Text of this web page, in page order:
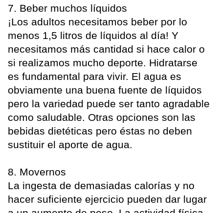
7. Beber muchos líquidos
¡Los adultos necesitamos beber por lo
menos 1,5 litros de líquidos al día! Y
necesitamos más cantidad si hace calor o
si realizamos mucho deporte. Hidratarse
es fundamental para vivir. El agua es
obviamente una buena fuente de líquidos
pero la variedad puede ser tanto agradable
como saludable. Otras opciones son las
bebidas dietéticas pero éstas no deben
sustituir el aporte de agua.
8. Movernos
La ingesta de demasiadas calorías y no
hacer suficiente ejercicio pueden dar lugar